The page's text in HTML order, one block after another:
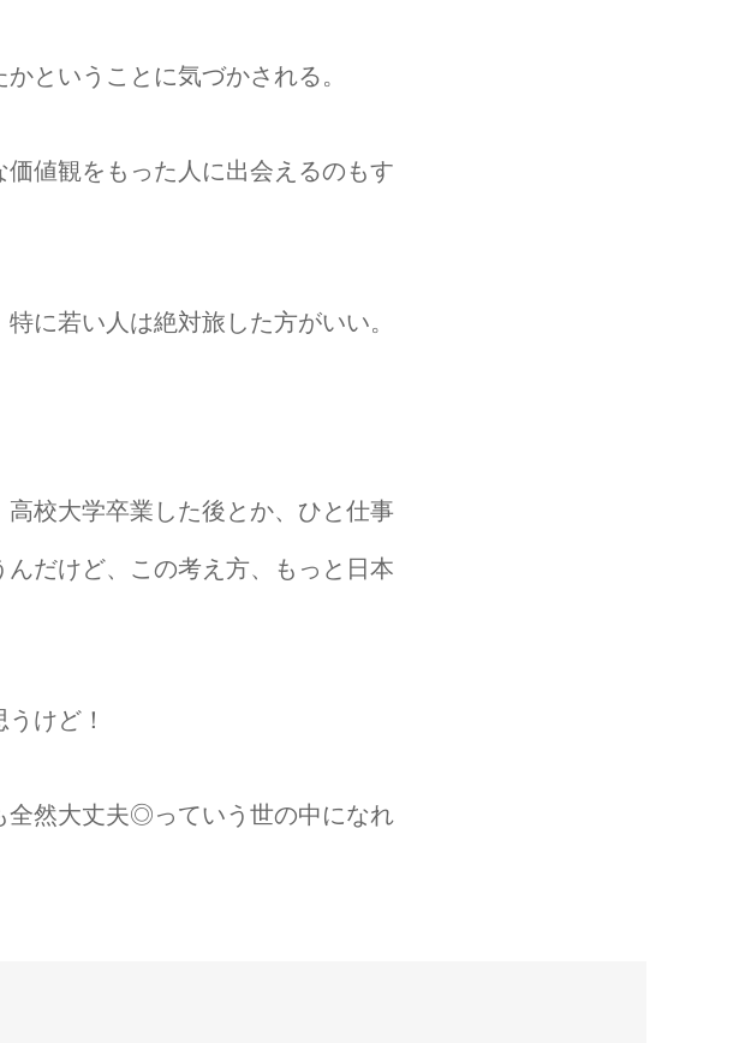
ということに気づかされる。
値観をもった人に出会えるのもす
に若い人は絶対旅した方がいい。
校大学卒業した後とか、ひと仕事
だけど、この考え方、もっと日本
けど！
全然大丈夫◎っていう世の中になれ